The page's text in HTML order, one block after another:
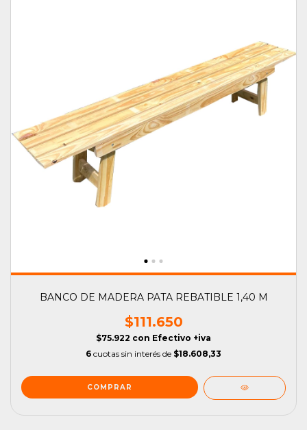
BANCO DE MADERA PATA REBATIBLE 1,40 M
$111.650
$75.922 con Efectivo +iva
6 cuotas sin interés de $18.608,33